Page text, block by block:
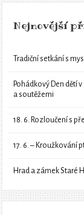
Nejnovější
Tradiční setkání s
Pohádkový Den dětí
a soutěžemi
18. 6. Rozloučení s
17. 6. – Kroužkování
Hrad a zámek Staré